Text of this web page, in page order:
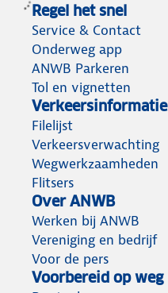
Regel het snel
Service & Contact
Onderweg app
ANWB Parkeren
Tol en vignetten
Verkeersinformatie
Filelijst
Verkeersverwachting
Wegwerkzaamheden
Flitsers
Over ANWB
Werken bij ANWB
Vereniging en bedrijf
Voor de pers
Voorbereid op weg